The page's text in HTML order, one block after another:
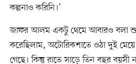
কল্পনাও করিনি।’
জাফর আলম একটু থেমে আবারও বলা
করেছিলাম, অটোরিকশাতে ওঠা দুই
গেছে। কিন্তু রাতে সাড়ে তিন বছর বয়সী